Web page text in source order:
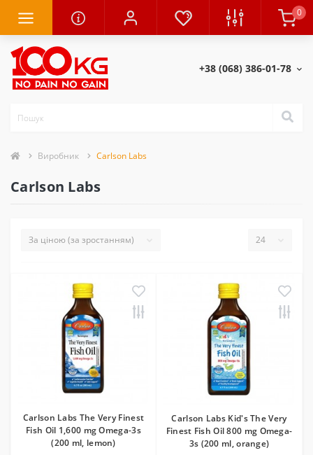
0
+38 (068) 386-01-78
Виробник Carlson Labs
Carlson Labs
Carlson Labs The Very Finest
Fish Oil 1,600 mg Omega-3s
(200 ml, lemon)
Carlson Labs Kid's The Very
Finest Fish Oil 800 mg Omega-
3s (200 ml, orange)